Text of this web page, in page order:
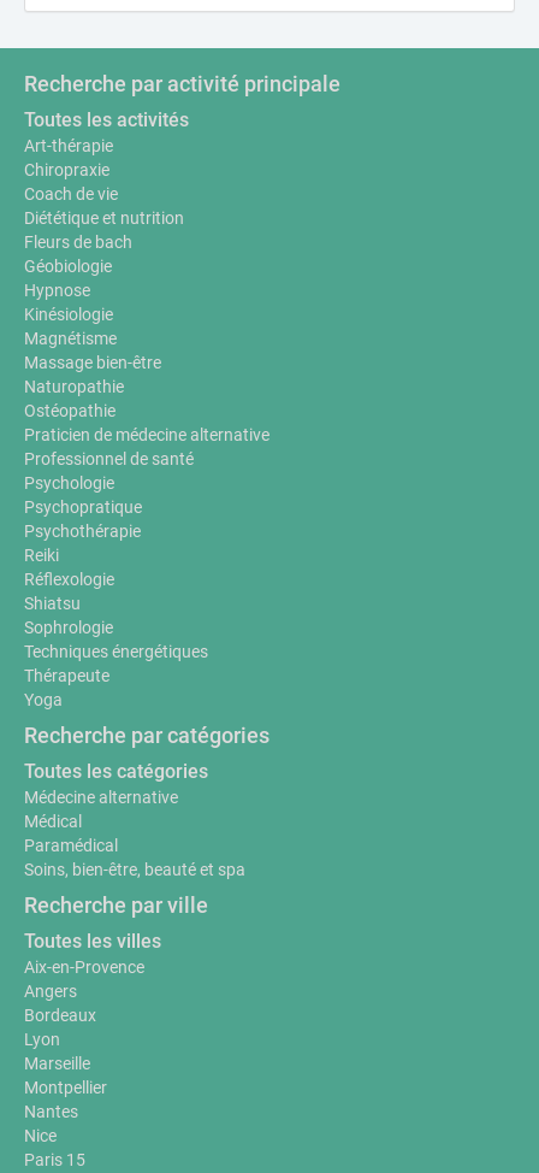
Recherche par activité principale
Toutes les activités
Art-thérapie
Chiropraxie
Coach de vie
Diététique et nutrition
Fleurs de bach
Géobiologie
Hypnose
Kinésiologie
Magnétisme
Massage bien-être
Naturopathie
Ostéopathie
Praticien de médecine alternative
Professionnel de santé
Psychologie
Psychopratique
Psychothérapie
Reiki
Réflexologie
Shiatsu
Sophrologie
Techniques énergétiques
Thérapeute
Yoga
Recherche par catégories
Toutes les catégories
Médecine alternative
Médical
Paramédical
Soins, bien-être, beauté et spa
Recherche par ville
Toutes les villes
Aix-en-Provence
Angers
Bordeaux
Lyon
Marseille
Montpellier
Nantes
Nice
Paris 15